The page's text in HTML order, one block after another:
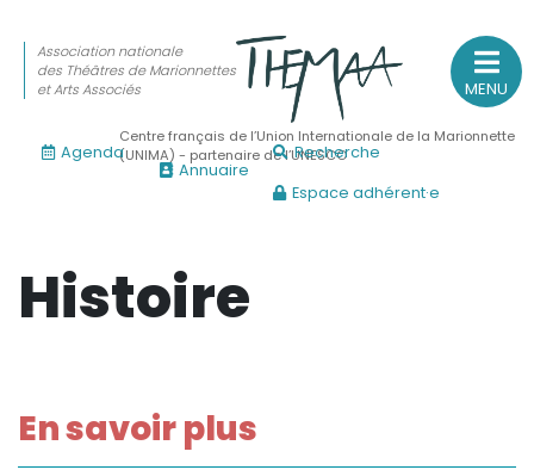
Sur le vif
(Agenda, spectacles, événements des adhérents)
MENU
Association nationale
des Théâtres de Marionnettes
et Arts Associés
Centre français de l’Union Internationale de la Marionnette
(UNIMA) - partenaire de l’UNESCO
Agenda
Annuaire
Recherche
Espace adhérent·e
Histoire
En savoir plus